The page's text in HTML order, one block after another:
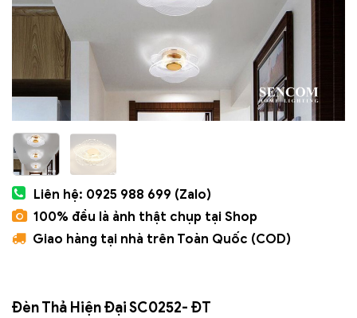
Liên hệ: 0925 988 699 (Zalo)
100% đều là ảnh thật chụp tại Shop
Giao hàng tại nhà trên Toàn Quốc (COD)
Đèn Thả Hiện Đại SC0252- ĐT